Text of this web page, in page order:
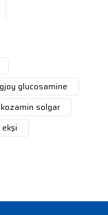
glucosamine
solgar